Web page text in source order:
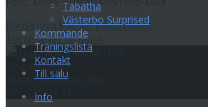
Tabatha
Västerbo Surprised
Kommande
Träningslista
Kontakt
Till salu
Info
Inläggsnavigering
Romanova klar för Kriteriestoet
Ålandsseger till Kajsa
Strandvägen 35
kajsa.frick@telia.com
070-285 33 31